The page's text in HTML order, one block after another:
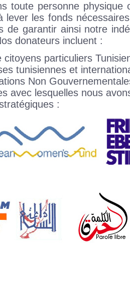
toute personne physique
lever les fonds
de garantir ainsi notre
donateurs incluent :
citoyens particuliers
tunisiennes et
Non
avec lesquelles nous
: